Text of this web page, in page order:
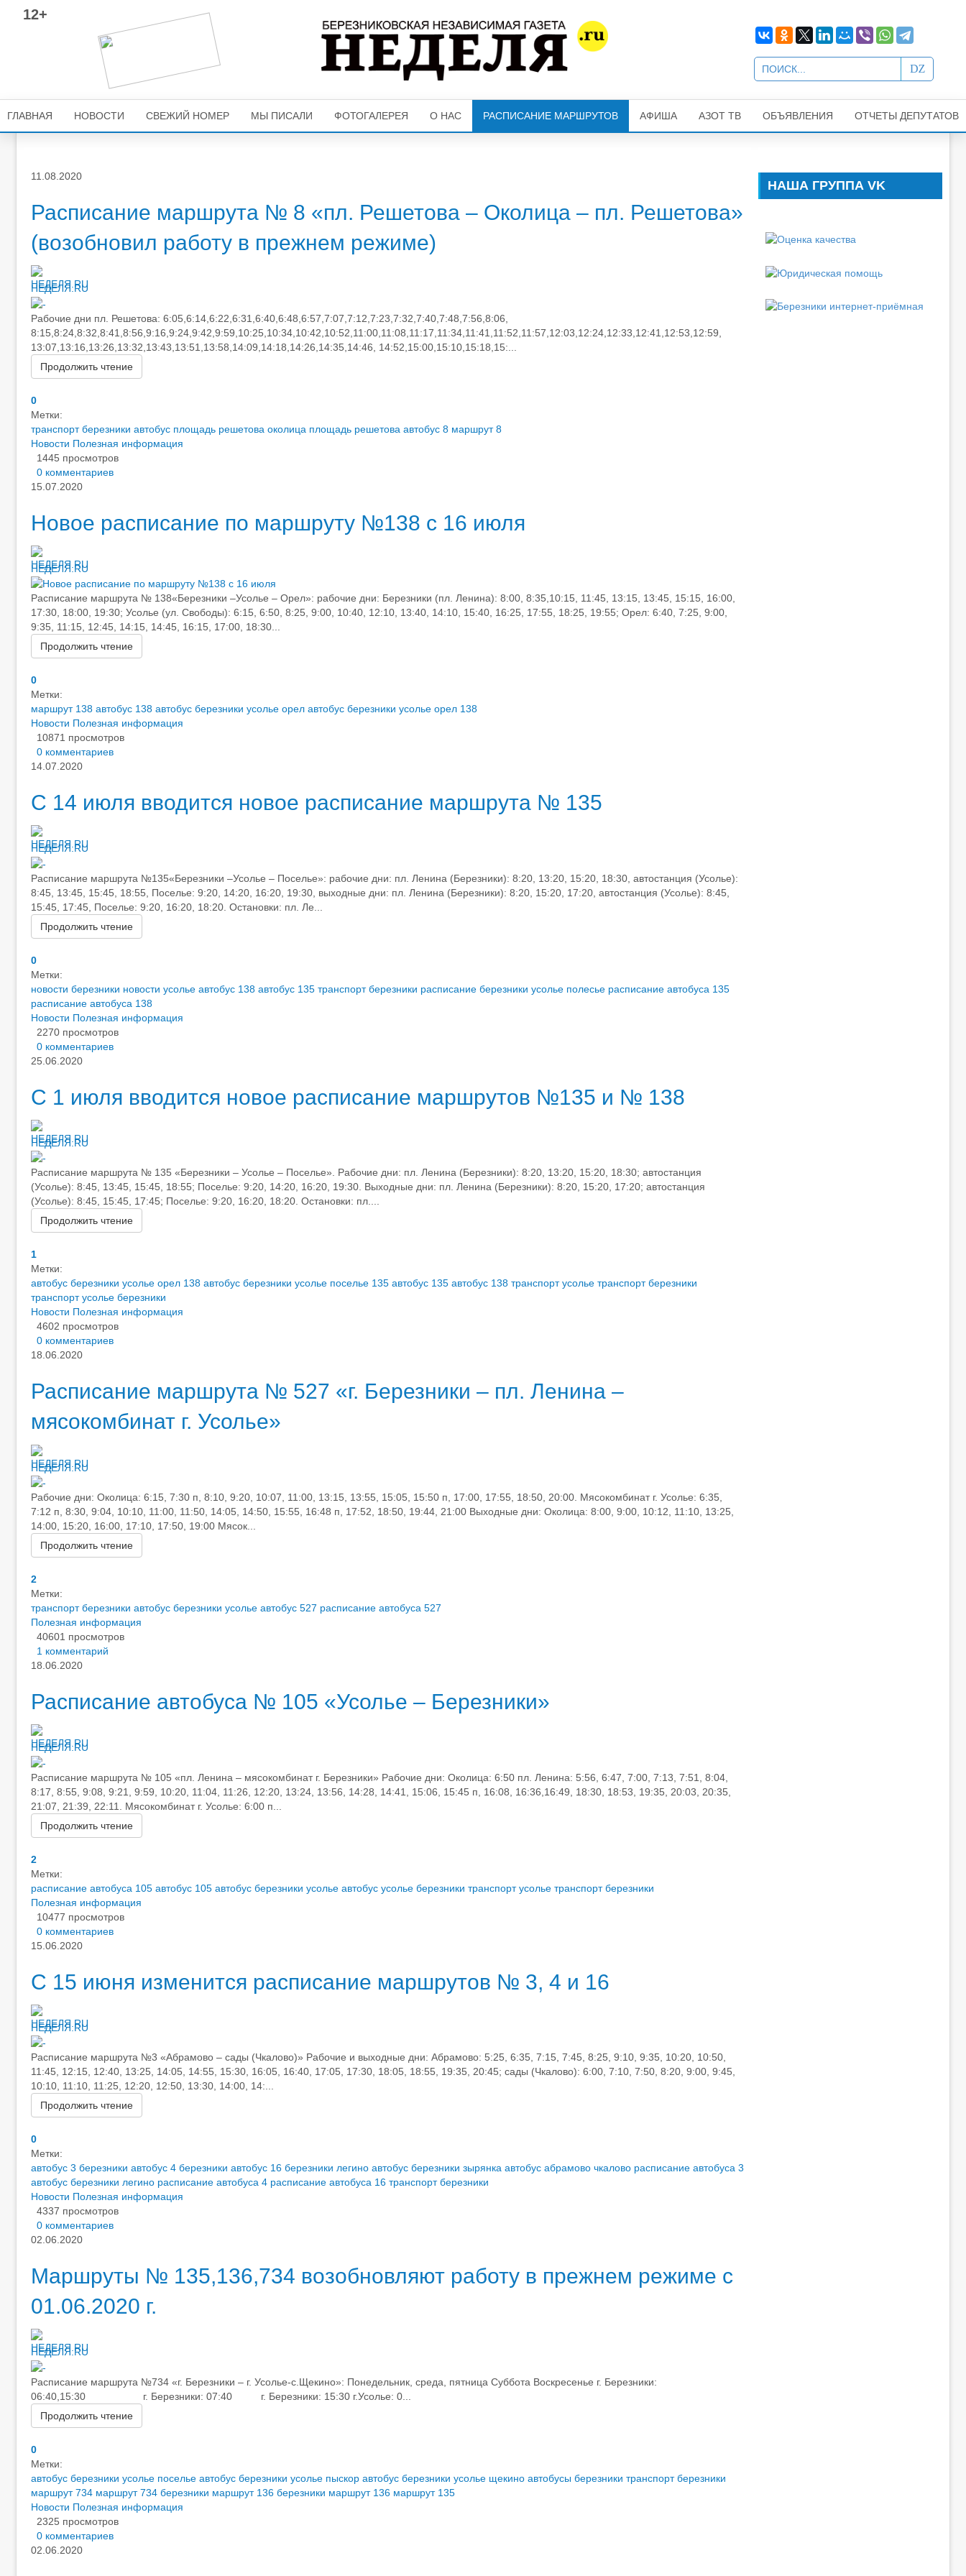
12+
ГЛАВНАЯ НОВОСТИ СВЕЖИЙ НОМЕР МЫ ПИСАЛИ ФОТОГАЛЕРЕЯ О НАС РАСПИСАНИЕ МАРШРУТОВ АФИША АЗОТ ТВ ОБЪЯВЛЕНИЯ ОТЧЕТЫ ДЕПУТАТОВ
11.08.2020
Расписание маршрута № 8 «пл. Решетова – Околица – пл. Решетова»
(возобновил работу в прежнем режиме)
НЕДЕЛЯ.RU
Рабочие дни пл. Решетова: 6:05,6:14,6:22,6:31,6:40,6:48,6:57,7:07,7:12,7:23,7:32,7:40,7:48,7:56,8:06,
8:15,8:24,8:32,8:41,8:56,9:16,9:24,9:42,9:59,10:25,10:34,10:42,10:52,11:00,11:08,11:17,11:34,11:41,11:52,11:57,12:03,12:24,12:33,12:41,12:53,12:59,
13:07,13:16,13:26,13:32,13:43,13:51,13:58,14:09,14:18,14:26,14:35,14:46, 14:52,15:00,15:10,15:18,15:...
Продолжить чтение
0
Метки:
транспорт березники автобус площадь решетова околица площадь решетова автобус 8 маршрут 8
Новости Полезная информация
1445 просмотров
0 комментариев
15.07.2020
Новое расписание по маршруту №138 с 16 июля
НЕДЕЛЯ.RU
Расписание маршрута № 138«Березники –Усолье – Орел»: рабочие дни: Березники (пл. Ленина): 8:00, 8:35,10:15, 11:45, 13:15, 13:45, 15:15, 16:00,
17:30, 18:00, 19:30; Усолье (ул. Свободы): 6:15, 6:50, 8:25, 9:00, 10:40, 12:10, 13:40, 14:10, 15:40, 16:25, 17:55, 18:25, 19:55; Орел: 6:40, 7:25, 9:00,
9:35, 11:15, 12:45, 14:15, 14:45, 16:15, 17:00, 18:30...
Продолжить чтение
0
Метки:
маршрут 138 автобус 138 автобус березники усолье орел автобус березники усолье орел 138
Новости Полезная информация
10871 просмотров
0 комментариев
14.07.2020
С 14 июля вводится новое расписание маршрута № 135
НЕДЕЛЯ.RU
Расписание маршрута №135«Березники –Усолье – Поселье»: рабочие дни: пл. Ленина (Березники): 8:20, 13:20, 15:20, 18:30, автостанция (Усолье):
8:45, 13:45, 15:45, 18:55, Поселье: 9:20, 14:20, 16:20, 19:30, выходные дни: пл. Ленина (Березники): 8:20, 15:20, 17:20, автостанция (Усолье): 8:45,
15:45, 17:45, Поселье: 9:20, 16:20, 18:20. Остановки: пл. Ле...
Продолжить чтение
0
Метки:
новости березники новости усолье автобус 138 автобус 135 транспорт березники расписание березники усолье полесье расписание автобуса 135
расписание автобуса 138
Новости Полезная информация
2270 просмотров
0 комментариев
25.06.2020
С 1 июля вводится новое расписание маршрутов №135 и № 138
НЕДЕЛЯ.RU
Расписание маршрута № 135 «Березники – Усолье – Поселье». Рабочие дни: пл. Ленина (Березники): 8:20, 13:20, 15:20, 18:30; автостанция
(Усолье): 8:45, 13:45, 15:45, 18:55; Поселье: 9:20, 14:20, 16:20, 19:30. Выходные дни: пл. Ленина (Березники): 8:20, 15:20, 17:20; автостанция
(Усолье): 8:45, 15:45, 17:45; Поселье: 9:20, 16:20, 18:20. Остановки: пл....
Продолжить чтение
1
Метки:
автобус березники усолье орел 138 автобус березники усолье поселье 135 автобус 135 автобус 138 транспорт усолье транспорт березники
транспорт усолье березники
Новости Полезная информация
4602 просмотров
0 комментариев
18.06.2020
Расписание маршрута № 527 «г. Березники – пл. Ленина –
мясокомбинат г. Усолье»
НЕДЕЛЯ.RU
Рабочие дни: Околица: 6:15, 7:30 п, 8:10, 9:20, 10:07, 11:00, 13:15, 13:55, 15:05, 15:50 п, 17:00, 17:55, 18:50, 20:00. Мясокомбинат г. Усолье: 6:35,
7:12 п, 8:30, 9:04, 10:10, 11:00, 11:50, 14:05, 14:50, 15:55, 16:48 п, 17:52, 18:50, 19:44, 21:00 Выходные дни: Околица: 8:00, 9:00, 10:12, 11:10, 13:25,
14:00, 15:20, 16:00, 17:10, 17:50, 19:00 Мясок...
Продолжить чтение
2
Метки:
транспорт березники автобус березники усолье автобус 527 расписание автобуса 527
Полезная информация
40601 просмотров
1 комментарий
18.06.2020
Расписание автобуса № 105 «Усолье – Березники»
НЕДЕЛЯ.RU
Расписание маршрута № 105 «пл. Ленина – мясокомбинат г. Березники» Рабочие дни: Околица: 6:50 пл. Ленина: 5:56, 6:47, 7:00, 7:13, 7:51, 8:04,
8:17, 8:55, 9:08, 9:21, 9:59, 10:20, 11:04, 11:26, 12:20, 13:24, 13:56, 14:28, 14:41, 15:06, 15:45 п, 16:08, 16:36,16:49, 18:30, 18:53, 19:35, 20:03, 20:35,
21:07, 21:39, 22:11. Мясокомбинат г. Усолье: 6:00 п...
Продолжить чтение
2
Метки:
расписание автобуса 105 автобус 105 автобус березники усолье автобус усолье березники транспорт усолье транспорт березники
Полезная информация
10477 просмотров
0 комментариев
15.06.2020
С 15 июня изменится расписание маршрутов № 3, 4 и 16
НЕДЕЛЯ.RU
Расписание маршрута №3 «Абрамово – сады (Чкалово)» Рабочие и выходные дни: Абрамово: 5:25, 6:35, 7:15, 7:45, 8:25, 9:10, 9:35, 10:20, 10:50,
11:45, 12:15, 12:40, 13:25, 14:05, 14:55, 15:30, 16:05, 16:40, 17:05, 17:30, 18:05, 18:55, 19:35, 20:45; сады (Чкалово): 6:00, 7:10, 7:50, 8:20, 9:00, 9:45,
10:10, 11:10, 11:25, 12:20, 12:50, 13:30, 14:00, 14:...
Продолжить чтение
0
Метки:
автобус 3 березники автобус 4 березники автобус 16 березники легино автобус березники зырянка автобус абрамово чкалово расписание автобуса 3
автобус березники легино расписание автобуса 4 расписание автобуса 16 транспорт березники
Новости Полезная информация
4337 просмотров
0 комментариев
02.06.2020
Маршруты № 135,136,734 возобновляют работу в прежнем режиме с
01.06.2020 г.
НЕДЕЛЯ.RU
Расписание маршрута №734 «г. Березники – г. Усолье-с.Щекино»: Понедельник, среда, пятница Суббота Воскресенье г. Березники:
06:40,15:30 г. Березники: 07:40 г. Березники: 15:30 г.Усолье: 0...
Продолжить чтение
0
Метки:
автобус березники усолье поселье автобус березники усолье пыскор автобус березники усолье щекино автобусы березники транспорт березники
маршрут 734 маршрут 734 березники маршрут 136 березники маршрут 136 маршрут 135
Новости Полезная информация
2325 просмотров
0 комментариев
02.06.2020
НАША ГРУППА VK